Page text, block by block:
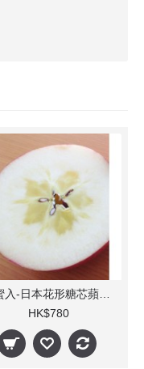
全蜜入-日本花形糖芯蘋果 6-8個
HK$780